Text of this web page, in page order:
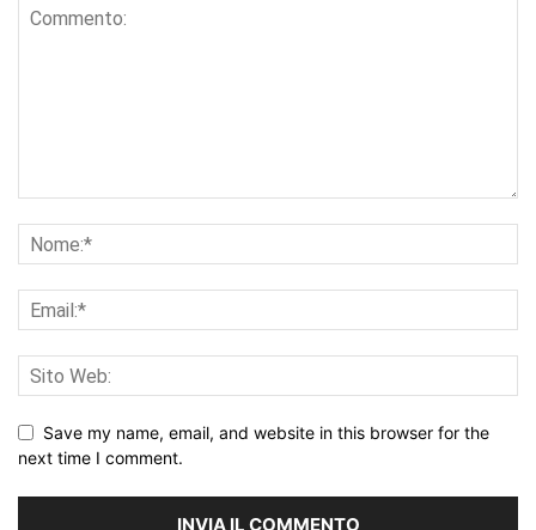
Save my name, email, and website in this browser for the
next time I comment.